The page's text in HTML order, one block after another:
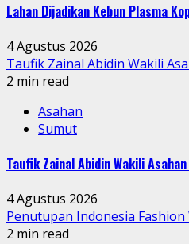
Lahan Dijadikan Kebun Plasma
4 Agustus 2026
Taufik Zainal Abidin Wakili
2 min read
Asahan
Sumut
Taufik Zainal Abidin Wakili
4 Agustus 2026
Penutupan Indonesia
2 min read